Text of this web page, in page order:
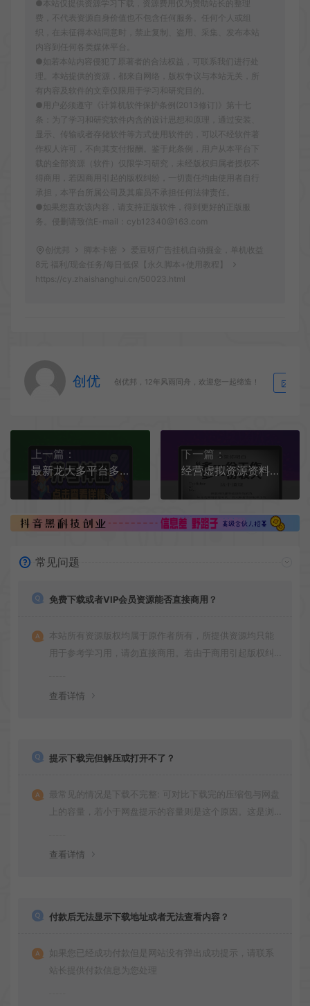
●本站仅提供资源学习下载，资源费用仅为赞助站长的整理
费，不代表资源自身价值也不包含任何服务。任何个人或组
织，在未征得本站同意时，禁止复制、盗用、采集、发布本站
内容到任何各类媒体平台。
●如若本站内容侵犯了原著者的合法权益，可联系我们进行处
理。本站提供的资源，都来自网络，版权争议与本站无关，所
有内容及软件的文章仅限用于学习和研究目的。
●用户必须遵守《计算机软件保护条例(2013修订)》第十七
条：为了学习和研究软件内含的设计思想和原理，通过安装、
显示、传输或者存储软件等方式使用软件的，可以不经软件著
作权人许可，不向其支付报酬。鉴于此条例，用户从本平台下
载的全部资源（软件）仅限学习研究，未经版权归属者授权不
得商用，若因商用引起的版权纠纷，一切责任均由使用者自行
承担，本平台所属公司及其雇员不承担任何法律责任。
●如果您喜欢该内容，请支持正版软件，得到更好的正版服
务。侵删请致信E-mail：cyb12340@163.com
创优邦 脚本卡密
爱豆呀广告挂机自动掘金，单机收益
8元 福利/现金任务/每日低保【永久脚本+使用教程】
https://cy.zhaishanghui.cn/50023.html
创优 创优邦，12年风雨同舟，欢迎您一起缔造！
上一篇：
最新龙大多平台多功能全自动打标签养机脚本，支持蓝牙模式解放双手【养号助手+使用教程】
下一篇：
经营虚拟资源资料赚钱项目：人人可为的创业项目，更是一次知识投资！
常见问题
免费下载或者VIP会员资源能否直接商用？
本站所有资源版权均属于原作者所有，所提供资源均只能
用于参考学习用，请勿直接商用。若由于商用引起版权纠
查看详情
提示下载完但解压或打开不了？
最常见的情况是下载不完整: 可对比下载完的压缩包与网盘
上的容量，若小于网盘提示的容量则是这个原因。这是浏
查看详情
付款后无法显示下载地址或者无法查看内容？
如果您已经成功付款但是网站没有弹出成功提示，请联系
站长提供付款信息为您处理